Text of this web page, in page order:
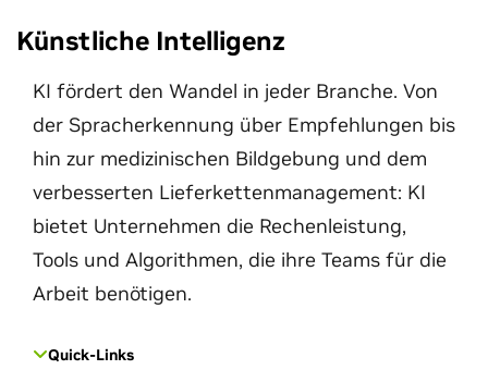
Künstliche Intelligenz
KI fördert den Wandel in jeder Branche. Von
der Spracherkennung über Empfehlungen bis
hin zur medizinischen Bildgebung und dem
verbesserten Lieferkettenmanagement: KI
bietet Unternehmen die Rechenleistung,
Tools und Algorithmen, die ihre Teams für die
Arbeit benötigen.
Quick-Links